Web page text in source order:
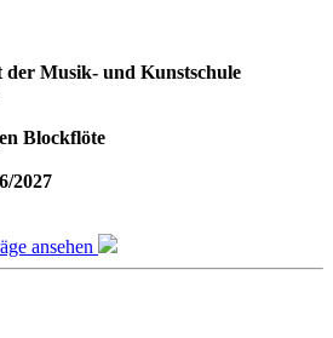
der Musik- und Kunstschule
Blockflöte
2027
ansehen